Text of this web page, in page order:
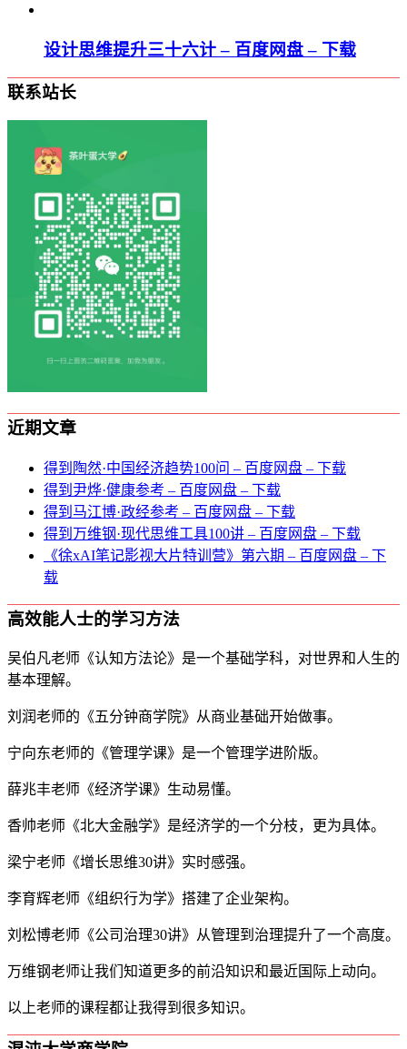
设计思维提升三十六计 – 百度网盘 – 下载
联系站长
近期文章
得到陶然·中国经济趋势100问 – 百度网盘 – 下载
得到尹烨·健康参考 – 百度网盘 – 下载
得到马江博·政经参考 – 百度网盘 – 下载
得到万维钢·现代思维⼯具100讲 – 百度网盘 – 下载
《徐xAI笔记影视大片特训营》第六期 – 百度网盘 – 下
载
高效能人士的学习方法
吴伯凡老师《认知方法论》是一个基础学科，对世界和人生的
基本理解。
刘润老师的《五分钟商学院》从商业基础开始做事。
宁向东老师的《管理学课》是一个管理学进阶版。
薛兆丰老师《经济学课》生动易懂。
香帅老师《北大金融学》是经济学的一个分枝，更为具体。
梁宁老师《增长思维30讲》实时感强。
李育辉老师《组织行为学》搭建了企业架构。
刘松博老师《公司治理30讲》从管理到治理提升了一个高度。
万维钢老师让我们知道更多的前沿知识和最近国际上动向。
以上老师的课程都让我得到很多知识。